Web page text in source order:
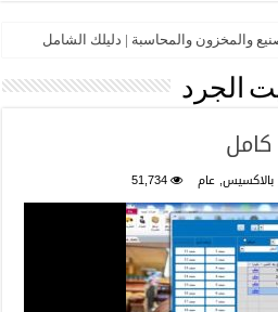
والمخزون والمحاسبة | دليلك الشامل
الجرد
بالاكسيس, عام 51,734